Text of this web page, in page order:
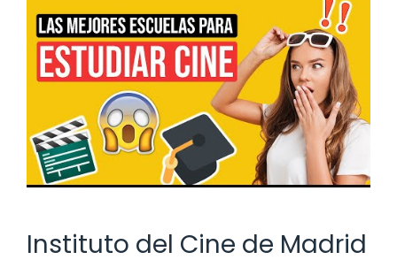
Instituto del Cine de Madrid